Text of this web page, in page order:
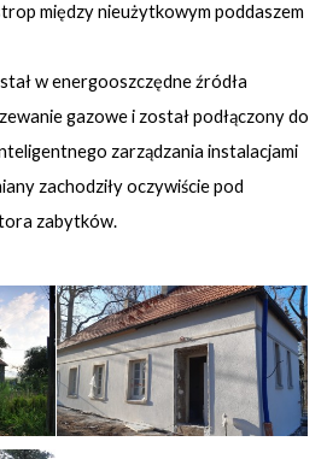
między nieużytkowym poddaszem
w energooszczędne źródła
gazowe i został podłączony do
zarządzania instalacjami
zachodziły oczywiście pod
zabytków.